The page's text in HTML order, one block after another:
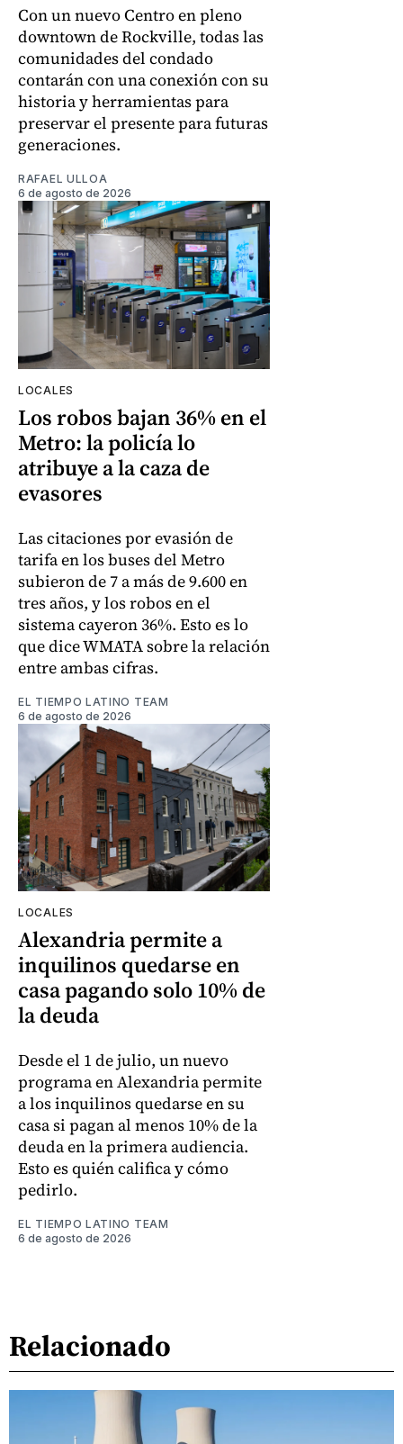
Con un nuevo Centro en pleno
downtown de Rockville, todas las
comunidades del condado
contarán con una conexión con su
historia y herramientas para
preservar el presente para futuras
generaciones.
RAFAEL ULLOA
6 de agosto de 2026
LOCALES
Los robos bajan 36% en el
Metro: la policía lo
atribuye a la caza de
evasores
Las citaciones por evasión de
tarifa en los buses del Metro
subieron de 7 a más de 9.600 en
tres años, y los robos en el
sistema cayeron 36%. Esto es lo
que dice WMATA sobre la relación
entre ambas cifras.
EL TIEMPO LATINO TEAM
6 de agosto de 2026
LOCALES
Alexandria permite a
inquilinos quedarse en
casa pagando solo 10% de
la deuda
Desde el 1 de julio, un nuevo
programa en Alexandria permite
a los inquilinos quedarse en su
casa si pagan al menos 10% de la
deuda en la primera audiencia.
Esto es quién califica y cómo
pedirlo.
EL TIEMPO LATINO TEAM
6 de agosto de 2026
Relacionado